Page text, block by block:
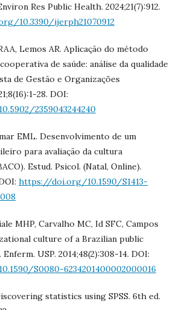
Res Public Health. 2024;21(7):912.
10.3390/ijerph21070912
Lemos AR. Aplicação do método
de saúde: análise da qualidade
de Gestão e Organizações
28. DOI:
2359043244240
EML. Desenvolvimento de um
para avaliação da cultura
Estud. Psicol. (Natal, Online).
https://doi.org/10.1590/S1413-
MHP, Carvalho MC, Id SFC, Campos
culture of a Brazilian public
USP. 2014;48(2):308-14. DOI:
S0080-6234201400002000016
statistics using SPSS. 6th ed.